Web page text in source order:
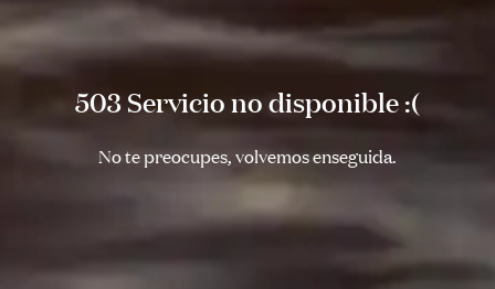
503 Servicio no disponible :(
No te preocupes, volvemos enseguida.